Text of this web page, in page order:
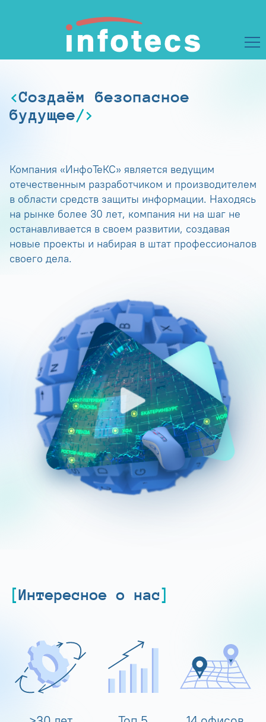
Создаём безопасное
будущее
Компания «ИнфоТеКС» является ведущим
отечественным разработчиком и производителем
в области средств защиты информации. Находясь
на рынке более 30 лет, компания ни на шаг не
останавливается в своем развитии, создавая
новые проекты и набирая в штат профессионалов
своего дела.
Интересное о нас